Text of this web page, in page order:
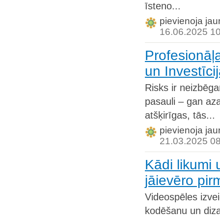
īsteno...
pievienoja
16.06.2025
un
Risks ir
pasauli – gan
atšķirīgas, tās...
pievienoja
21.03.2025
Kādi likumi
jāievēro
Videospēles
kodēšanu un